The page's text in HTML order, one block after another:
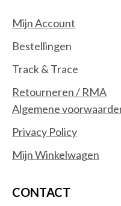
Mijn Account
Bestellingen
Track & Trace
Retourneren / RMA
Algemene
Privacy Policy
Mijn Winkelwagen
CONTACT